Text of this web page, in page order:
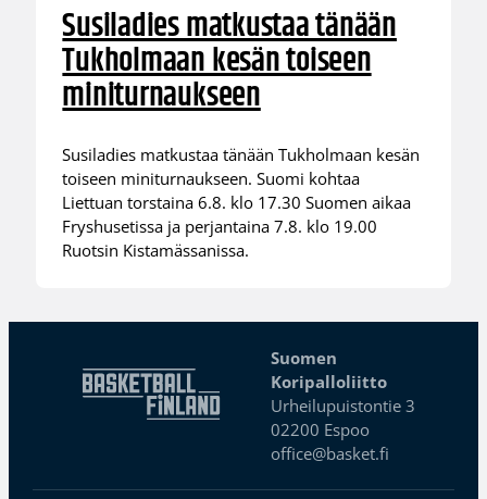
Susiladies matkustaa tänään
Tukholmaan kesän toiseen
miniturnaukseen
Susiladies matkustaa tänään Tukholmaan kesän
toiseen miniturnaukseen. Suomi kohtaa
Liettuan torstaina 6.8. klo 17.30 Suomen aikaa
Fryshusetissa ja perjantaina 7.8. klo 19.00
Ruotsin Kistamässanissa.
Suomen
Koripalloliitto
Urheilupuistontie 3
02200 Espoo
office@basket.fi